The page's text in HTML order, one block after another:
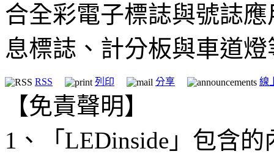
合全彩電子標誌與號誌
息標誌、計分板與車道
RSS 列印 分享 線
【免責聲明】
1、「LEDinside」包含